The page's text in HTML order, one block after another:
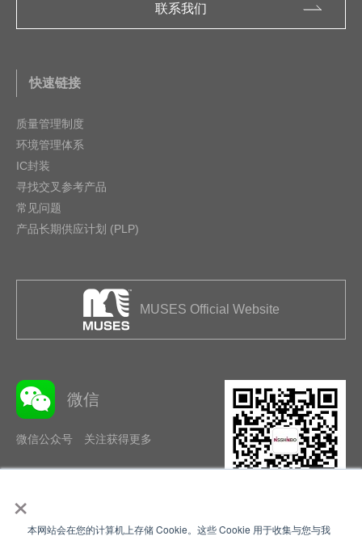
×
本网站会在您的计算机上存储 Cookie。这些 Cookie 用于收集与您与我
联系我们
快速链接
质量管理制度
环境管理体系
IC封装
寻找交叉参考产品
常见问题
产品长期供应计划 (PLP)
MUSES Official Website
微信
微信公众号 关注获得更多